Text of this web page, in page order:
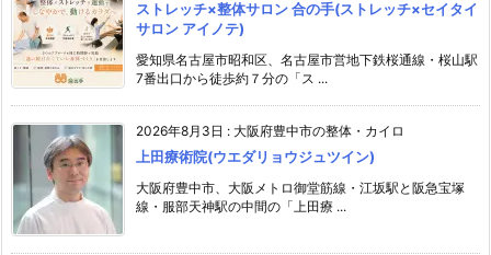
ストレッチ×整体サロン 合の手(ストレッチ×セイタイ
サロン アイノテ)
愛知県名古屋市昭和区、名古屋市営地下鉄桜通線・桜山駅
7番出口から徒歩約７分の「ス ...
2026年8月3日 : 大阪府豊中市の整体・カイロ
上田療術院(ウエダリョウジュツイン)
大阪府豊中市、大阪メトロ御堂筋線・江坂駅と阪急宝塚
線・服部天神駅の中間の「上田療 ...